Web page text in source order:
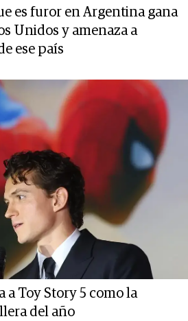
es furor en Argentina gana
Unidos y amenaza a
ese país
a Toy Story 5 como la
del año